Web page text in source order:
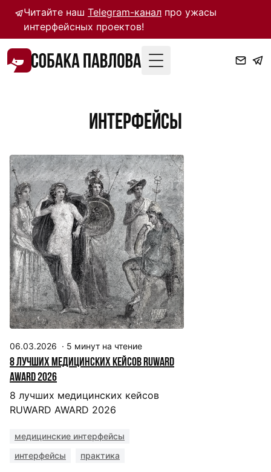
Читайте нашTelegram-канал про ужасы
интерфейсных проектов!
Toggle Menu
интерфейсы
06.03.2026 · 5 минут на чтение
8 лучших медицинских кейсов RUWARD
AWARD 2026
8 лучших медицинских кейсов
RUWARD AWARD 2026
медицинские интерфейсы
интерфейсы
практика